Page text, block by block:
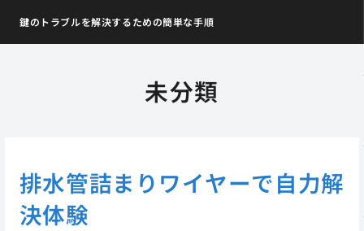
鍵のトラブルを解決するための簡単な手順
未分類
排水管詰まりワイヤーで自力解
決体験